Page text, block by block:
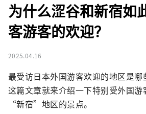
为什么涩谷和新宿如
客游客的欢迎？
2025.04.16
最受访日本外国游客欢迎的地区是哪
这篇文章就来介绍一下特别受外国
“新宿”地区的景点。